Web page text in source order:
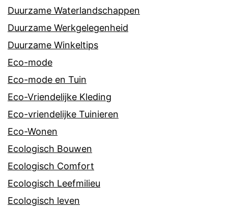
Duurzame Waterlandschappen
Duurzame Werkgelegenheid
Duurzame Winkeltips
Eco-mode
Eco-mode en Tuin
Eco-Vriendelijke Kleding
Eco-vriendelijke Tuinieren
Eco-Wonen
Ecologisch Bouwen
Ecologisch Comfort
Ecologisch Leefmilieu
Ecologisch leven